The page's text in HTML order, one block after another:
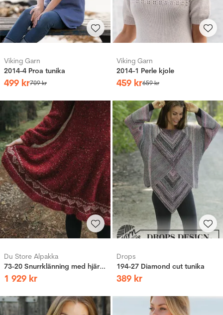
Viking Garn
2014-4 Proa tunika
499 kr709kr
Viking Garn
2014-1 Perle kjole
459 kr659kr
Du Store Alpakka
73-20 Snurrklänning med hjärtan vuxen röd
1 929 kr
Drops
194-27 Diamond cut tunika
389 kr